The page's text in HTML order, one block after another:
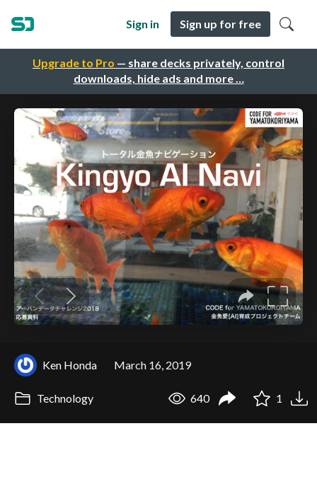
Upgrade to Pro — share decks privately, control
downloads, hide ads and more …
Sign in Sign up for free
Ken Honda March 16, 2019
Technology 640 1